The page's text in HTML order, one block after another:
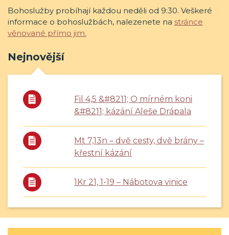
Bohoslužby probíhají každou neděli od 9:30. Veškeré
informace o bohoslužbách, nalezenete na stránce
věnované přímo jim.
Nejnovější
Fil 4,5 &#8211; O mírném koni
&#8211; kázání Aleše Drápala
Mt 7,13n – dvě cesty, dvě brány –
křestní kázání
1Kr 21, 1-19 – Nábotova vinice